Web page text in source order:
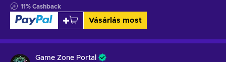
11% Cashback
Vásárlás most
Game Zone Portal